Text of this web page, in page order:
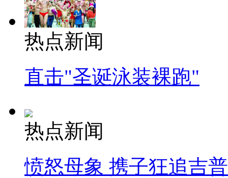
热点新闻
直击"圣诞泳装裸跑"
热点新闻
愤怒母象 携子狂追吉